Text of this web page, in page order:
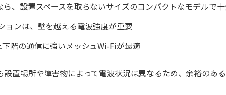
ら、設置スペースを取らないサイズのコンパクトなモデルで
ョンは、壁を越える電波強度が重要
階の通信に強いメッシュWi-Fiが最適
設置場所や障害物によって電波状況は異なるため、余裕のあ